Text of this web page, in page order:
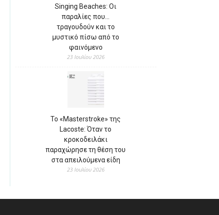
Singing Beaches: Οι
παραλίες που…
τραγουδούν και το
μυστικό πίσω από το
φαινόμενο
23 Ιουλίου 2026
Το «Masterstroke» της
Lacoste: Όταν το
κροκοδειλάκι
παραχώρησε τη θέση του
στα απειλούμενα είδη
23 Ιουλίου 2026